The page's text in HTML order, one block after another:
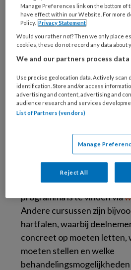
Voorbeelden van cursussen
organiseert zijn: hartfalen,
insulinetherapie en
zijn er koppelcursussen die
praktijkondersteuners en
gezamenlijk kunnen volgen.
biedt DOKh cursussen aan
eerste lijn. Op 20 januari
Alkmaar.
ontmoeten elkaar hier en
aan een uitgebreid
en plenaire sessies. Meer
programma is te vinden via
Andere cursussen zijn
hartfalen, waarbij
concreet op moeten letten,
moeten stellen en welke
behandelingsmogelijkheden
Manage Preferences link on the bottom of
have effect within our Website. For more
Policy. Privacy Statement
Would you rather not? Then we only place
cookies, these do not record any data about
We and our partners process
Use precise geolocation data. Actively
identification. Store and/or access
advertising and content, advertising and
audience research and services
List of Partners (vendors)
Manage
Reject All